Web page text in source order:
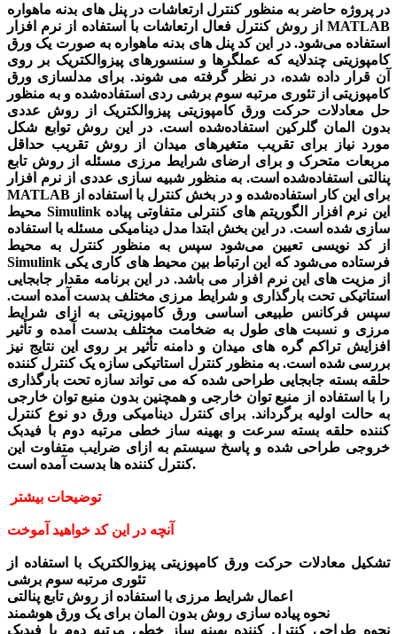
در پروژه حاضر به منظور کنترل ارتعاشات در پنل های بدنه ماهواره
از روش کنترل فعال ارتعاشات با استفاده از نرم افزار MATLAB
استفاده می‌شود. در این کد پنل های بدنه ماهواره به صورت یک ورق
کامپوزیتی چندلایه که عملگرها و سنسورهای پیزوالکتریک بر روی
آن قرار داده شده، در نظر گرفته می شوند. برای مدلسازی ورق
کامپوزیتی از تئوری مرتبه سوم برشی ردی استفاده‌شده و به منظور
حل معادلات حرکت ورق کامپوزیتی پیزوالکتریک از روش عددی
بدون المان گلرکین استفاده‌شده است. در این روش توابع شکل
مورد نیاز برای تقریب متغیرهای میدان از روش تقریب حداقل
مربعات متحرک و برای ارضای شرایط مرزی مسئله از روش تابع
پنالتی استفاده‌شده است. به منظور شبیه سازی عددی از نرم افزار
MATLAB برای این کار استفاده‌شده و در بخش کنترل با استفاده از
محیط Simulink این نرم افزار الگوریتم های کنترلی متفاوتی پیاده
سازی شده است. در این بخش ابتدا مدل دینامیکی مسئله با استفاده
از کد نویسی تعیین می‌شود سپس به منظور کنترل به محیط
Simulink فرستاده می‌شود که این ارتباط بین محیط های کاری یکی
از مزیت های این نرم افزار می باشد. در این برنامه مقدار جابجایی
استاتیکی تحت بارگذاری و شرایط مرزی مختلف بدست آمده است.
سپس فرکانس طبیعی اساسی ورق کامپوزیتی به ازای شرایط
مرزی و نسبت های طول به ضخامت مختلف بدست آمده و تأثیر
افزایش تراکم گره های میدان و دامنه تأثیر بر روی این نتایج نیز
بررسی شده است. به منظور کنترل استاتیکی سازه یک کنترل کننده
حلقه بسته جابجایی طراحی شده که می تواند سازه تحت بارگذاری
را با استفاده از منبع توان خارجی و همچنین بدون منبع توان خارجی
به حالت اولیه برگرداند. برای کنترل دینامیکی ورق دو نوع کنترل
کننده حلقه بسته سرعت و بهینه ساز خطی مرتبه دوم با فیدبک
خروجی طراحی شده و پاسخ سیستم به ازای ضرایب متفاوت این
کنترل کننده ها بدست آمده است.
توضیحات بیشتر
آنچه در این کد خواهید آموخت
تشکیل معادلات حرکت ورق کامپوزیتی پیزوالکتریک با استفاده از
تئوری مرتبه سوم برشی
اعمال شرایط مرزی با استفاده از روش تابع پنالتی
نحوه پیاده سازی روش بدون المان برای یک ورق هوشمند
نحوه طراحی کنترل کننده بهینه ساز خطی مرتبه دوم با فیدبک